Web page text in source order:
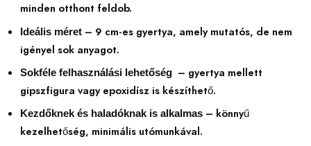
minden otthont feldob.
Ideális méret– 9 cm-es gyertya, amely mutatós, de nem
igényel sok anyagot.
Sokféle felhasználási lehetőség – gyertya mellett
gipszfigura vagy epoxidísz is készíthető.
Kezdőknek és haladóknak is alkalmas– könnyű
kezelhetőség, minimális utómunkával.